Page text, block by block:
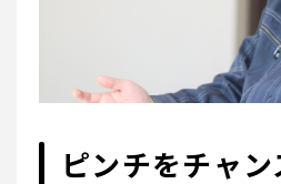
ピンチをチャ